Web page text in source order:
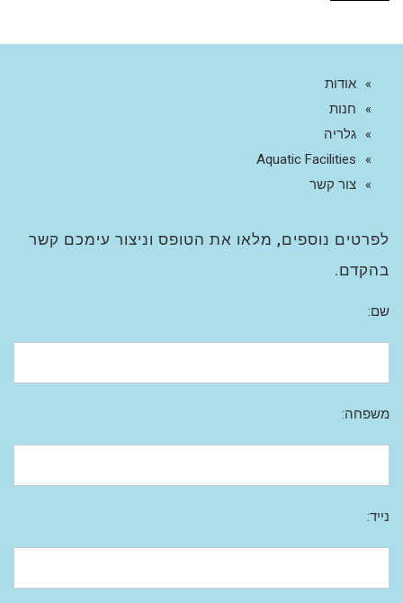
אודות
חנות
גלריה
Aquatic Facilities
צור קשר
לפרטים נוספים, מלאו את הטופס וניצור עימכם קשר
בהקדם.
שם:
משפחה:
נייד: